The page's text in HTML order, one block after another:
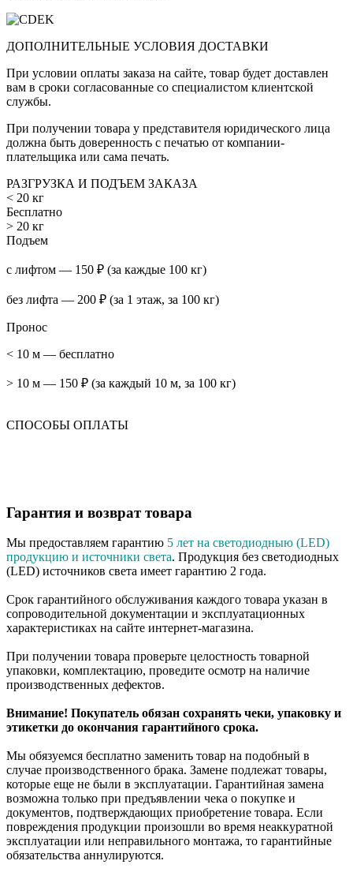
ДОПОЛНИТЕЛЬНЫЕ УСЛОВИЯ ДОСТАВКИ
При условии оплаты заказа на сайте, товар будет доставлен
вам в сроки согласованные со специалистом клиентской
службы.
При получении товара у представителя юридического лица
должна быть доверенность с печатью от компании-
плательщика или сама печать.
РАЗГРУЗКА И ПОДЪЕМ ЗАКАЗА
< 20 кг
Бесплатно
> 20 кг
Подъем
с лифтом — 150 ₽ (за каждые 100 кг)
без лифта — 200 ₽ (за 1 этаж, за 100 кг)
Пронос
< 10 м — бесплатно
> 10 м — 150 ₽ (за каждый 10 м, за 100 кг)
СПОСОБЫ ОПЛАТЫ
Гарантия и возврат товара
Мы предоставляем гарантию 5 лет на светодиодныю (LED)
продукцию и источники света. Продукция без светодиодных
(LED) источников света имеет гарантию 2 года.
Срок гарантийного обслуживания каждого товара указан в
сопроводительной документации и эксплуатационных
характеристиках на сайте интернет-магазина.
При получении товара проверьте целостность товарной
упаковки, комплектацию, проведите осмотр на наличие
производственных дефектов.
Внимание! Покупатель обязан сохранять чеки, упаковку и
этикетки до окончания гарантийного срока.
Мы обязуемся бесплатно заменить товар на подобный в
случае производственного брака. Замене подлежат товары,
которые еще не были в эксплуатации. Гарантийная замена
возможна только при предъявлении чека о покупке и
документов, подтверждающих приобретение товара. Если
повреждения продукции произошли во время неаккуратной
эксплуатации или неправильного монтажа, то гарантийные
обязательства аннулируются.